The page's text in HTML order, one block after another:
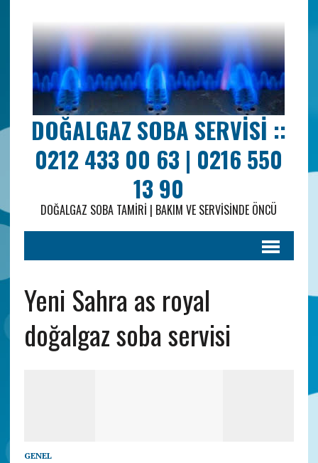
DOĞALGAZ SOBA SERVISI ::
0212 433 00 63 | 0216 550
13 90
DOĞALGAZ SOBA TAMIRI | BAKIM VE SERVISINDE ÖNCÜ
Yeni Sahra as royal
doğalgaz soba servisi
GENEL